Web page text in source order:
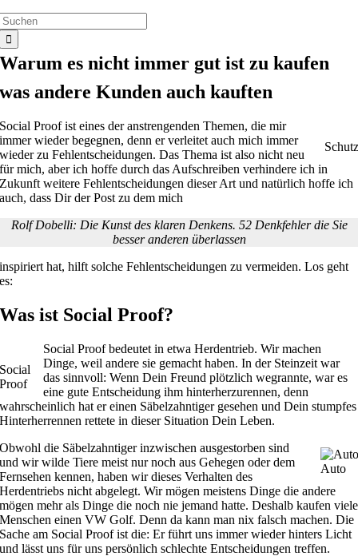
Warum es nicht immer gut ist zu kaufen
was andere Kunden auch kauften
Schutz
Social Proof ist eines der anstrengenden Themen, die mir
immer wieder begegnen, denn er verleitet auch mich immer
wieder zu Fehlentscheidungen. Das Thema ist also nicht neu
für mich, aber ich hoffe durch das Aufschreiben verhindere ich in
Zukunft weitere Fehlentscheidungen dieser Art und natürlich hoffe ich
auch, dass Dir der Post zu dem mich
Rolf Dobelli: Die Kunst des klaren Denkens. 52 Denkfehler die Sie
besser anderen überlassen
inspiriert hat, hilft solche Fehlentscheidungen zu vermeiden. Los geht
es:
Was ist Social Proof?
Social
Proof
Social Proof bedeutet in etwa Herdentrieb. Wir machen
Dinge, weil andere sie gemacht haben. In der Steinzeit war
das sinnvoll: Wenn Dein Freund plötzlich wegrannte, war es
eine gute Entscheidung ihm hinterherzurennen, denn
wahrscheinlich hat er einen Säbelzahntiger gesehen und Dein stumpfes
Hinterherrennen rettete in dieser Situation Dein Leben.
Auto
Obwohl die Säbelzahntiger inzwischen ausgestorben sind
und wir wilde Tiere meist nur noch aus Gehegen oder dem
Fernsehen kennen, haben wir dieses Verhalten des
Herdentriebs nicht abgelegt. Wir mögen meistens Dinge die andere
mögen mehr als Dinge die noch nie jemand hatte. Deshalb kaufen viele
Menschen einen VW Golf. Denn da kann man nix falsch machen. Die
Sache am Social Proof ist die: Er führt uns immer wieder hinters Licht
und lässt uns für uns persönlich schlechte Entscheidungen treffen.